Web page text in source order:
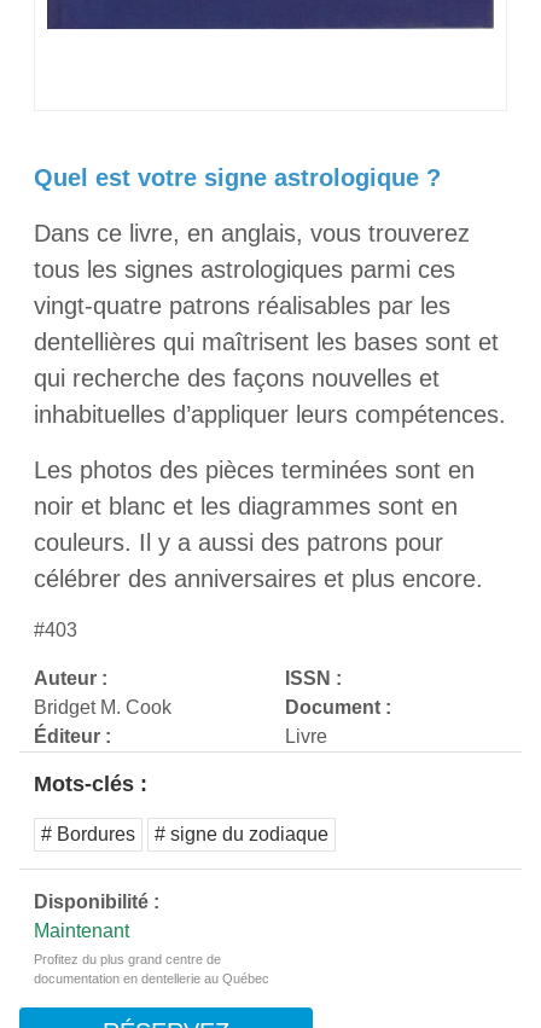
Quel est votre signe astrologique ?
Dans ce livre, en anglais, vous trouverez
tous les signes astrologiques parmi ces
vingt-quatre patrons réalisables par les
dentellières qui maîtrisent les bases sont et
qui recherche des façons nouvelles et
inhabituelles d’appliquer leurs compétences.
Les photos des pièces terminées sont en
noir et blanc et les diagrammes sont en
couleurs. Il y a aussi des patrons pour
célébrer des anniversaires et plus encore.
#403
Auteur :
Bridget M. Cook
Éditeur :
ISSN :
Document :
Livre
Mots-clés :
# Bordures # signe du zodiaque
Disponibilité :
Maintenant
Profitez du plus grand centre de
documentation en dentellerie au Québec